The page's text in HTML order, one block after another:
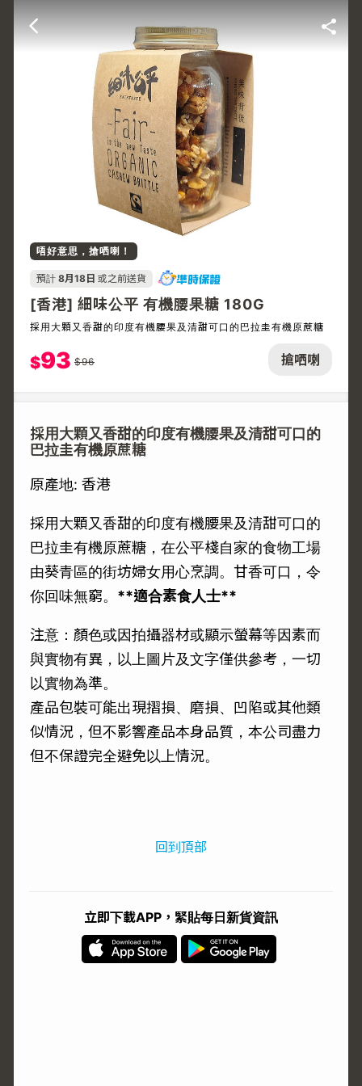
搶哂喇
唔好意思，搶哂喇！
預計 8月18日 或之前送貨
[香港] 細味公平 有機腰果糖 180G
採用大顆又香甜的印度有機腰果及清甜可口的巴拉圭有機原蔗糖
$93 $96
採用大顆又香甜的印度有機腰果及清甜可口的
巴拉圭有機原蔗糖
原產地: 香港
採用大顆又香甜的印度有機腰果及清甜可口的
巴拉圭有機原蔗糖，在公平棧自家的食物工場
由葵青區的街坊婦女用心烹調。甘香可口，令
你回味無窮。 **適合素食人士**
注意：顏色或因拍攝器材或顯示螢幕等因素而
與實物有異，以上圖片及文字僅供參考，一切
以實物為準。
產品包裝可能出現摺損、磨損、凹陷或其他類
似情況，但不影響產品本身品質，本公司盡力
但不保證完全避免以上情況。
回到頂部
立即下載APP，緊貼每日新貨資訊